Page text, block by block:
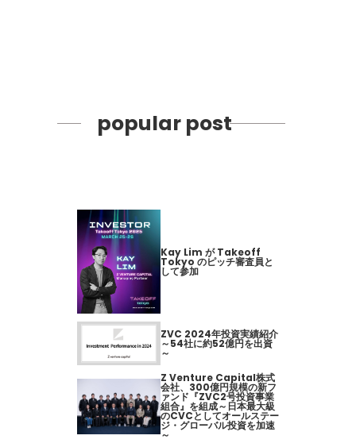
popular post
Kay Lim が Takeoff
Tokyo のピッチ審査員と
して参加
ZVC 2024年投資実績紹介
～54社に約52億円を出資
～
Z Venture Capital株式
会社、300億円規模の新フ
ァンド『ZVC2号投資事業
組合』を組成～日本最大級
のCVCとしてオールステー
ジ・グローバル投資を加速
～